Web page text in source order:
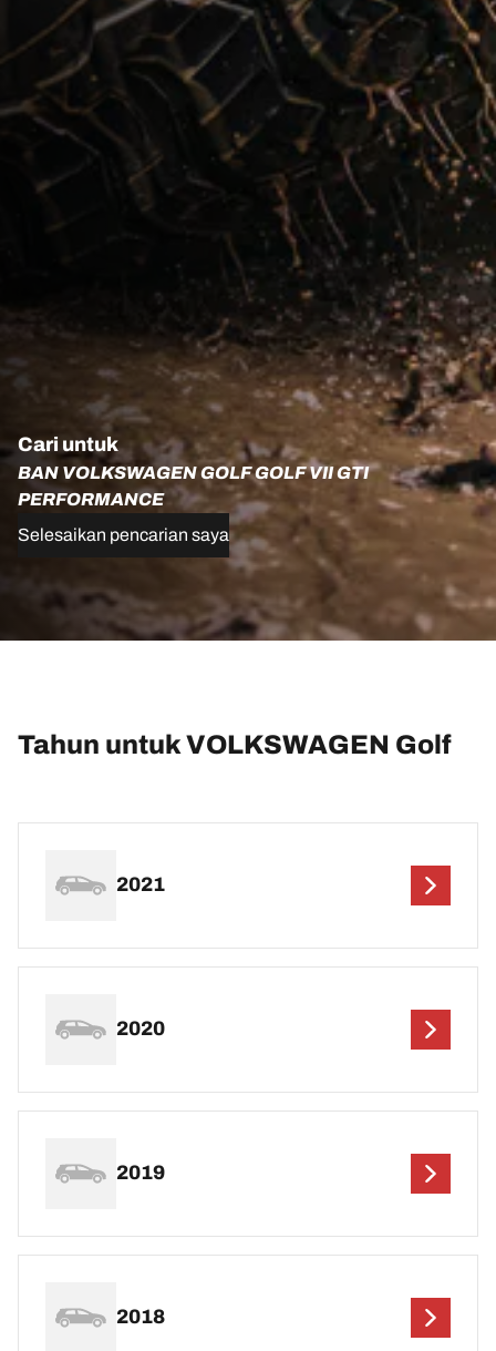
Cari untuk
BAN VOLKSWAGEN GOLF GOLF VII GTI
PERFORMANCE
Selesaikan pencarian saya
Tahun untuk VOLKSWAGEN Golf
2021
2020
2019
2018